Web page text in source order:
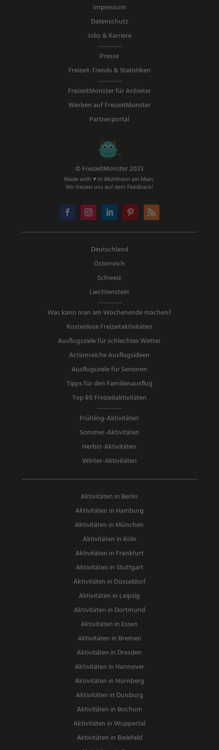
Impressum
Datenschutz
Jobs & Karriere
Presse
Freizeit-Trends & Statistiken
FreizeitMonster für Anbieter
Werben auf FreizeitMonster
Partnerportal
© FreizeitMonster 2023
Made with ♥ in Mühlheim am Main.
Wir freuen uns auf dein Feedback!
Deutschland
Österreich
Schweiz
Liechtenstein
Was kann man am Wochenende machen?
Kostenlose Freizeitaktivitäten
Ausflugsziele für schlechtes Wetter
Actionreiche Ausflugsideen
Ausflugsziele für Senioren
Tipps für den Familienausflug
Top 80 Freizeitaktivitäten
Frühling-Aktivitäten
Sommer-Aktivitäten
Herbst-Aktivitäten
Winter-Aktivitäten
Aktivitäten in Berlin
Aktivitäten in Hamburg
Aktivitäten in München
Aktivitäten in Köln
Aktivitäten in Frankfurt
Aktivitäten in Stuttgart
Aktivitäten in Düsseldorf
Aktivitäten in Leipzig
Aktivitäten in Dortmund
Aktivitäten in Essen
Aktivitäten in Bremen
Aktivitäten in Dresden
Aktivitäten in Hannover
Aktivitäten in Nürnberg
Aktivitäten in Duisburg
Aktivitäten in Bochum
Aktivitäten in Wuppertal
Aktivitäten in Bielefeld